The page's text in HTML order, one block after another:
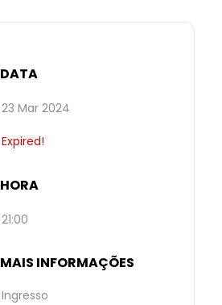
DATA
23 Mar 2024
Expired!
HORA
21:00
MAIS INFORMAÇÕES
Ingresso